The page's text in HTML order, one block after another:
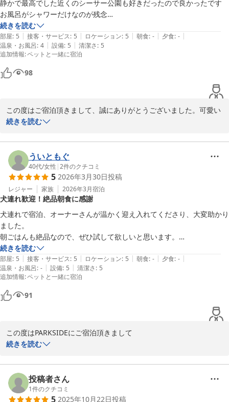
静かで最高でした近くのシーサー公園も好きだったので良かったです
お風呂がシャワーだけなのが残念
素敵なオーナーさんでした
宮古島に行く時は又宜しくお願いします
続きを読む
部屋: 5 | 接客・サービス: 5 | ロケーション: 5 | 朝食: - | 夕食: - |
温泉・お風呂: 4 | 設備: 5 | 清潔さ: 5
追加情報:ペットと一緒に宿泊
98
この度はご宿泊頂きまして、誠にありがとうございました。可愛い
可愛いワンちゃん連れお客様でした。少しお話出来て嬉しかったで
お部屋ではゆっくりできたご様子
ここは高台の丘の上なので、以外にも静かです
目の前の公園も、私も大好きな場所です
また、良かったら是非いらしてくださいませ
この度はありがとうございました。
宮古島Ｇｕｅｓｔ Ｈｏｕｓｅ ＰＡＲＫ ＳＩＤＥ ＜宮古島＞
2026-03-23
続きを読む
ういともぐ
40代/女性 |2件のクチコミ
5 2026年3月30日投稿
レジャー 家族 2026年3月宿泊
犬連れ歓迎！絶品朝食に感謝
犬連れで宿泊、オーナーさんが温かく迎え入れてくださり、大変助かり
ました。
朝ごはんも絶品なので、ぜひ試して欲しいと思います。
色々とありがとうございました。
続きを読む
部屋: 5 | 接客・サービス: 5 | ロケーション: 5 | 朝食: - | 夕食: - |
温泉・お風呂: - | 設備: 5 | 清潔さ: 5
追加情報:ペットと一緒に宿泊
91
この度はPARKSIDEにご宿泊頂きまして
誠にありがとうございました。素敵なご家族様とワンちゃん、のん
いました。
カフェでご利用いただき皆様で楽しめたご様子で良かったです。
本館はご家族様対応なので、お洗濯なども便利なようにしておりま
続きを読む
投稿者さん
1件のクチコミ
5 2025年10月22日投稿